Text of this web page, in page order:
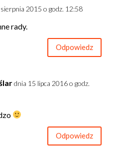
2015 o godz. 12:58
rady.
Odpowiedz
dnia 15 lipca 2016 o godz.
Odpowiedz